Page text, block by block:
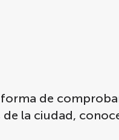
de
de la ciudad,